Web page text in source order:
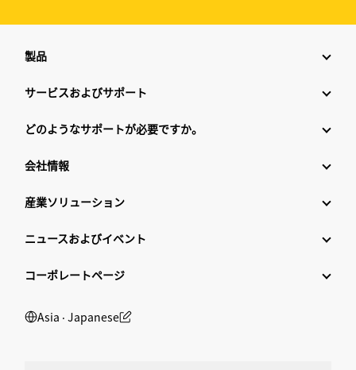
製品
サービスおよびサポート
どのようなサポートが必要ですか。
会社情報
産業ソリューション
ニュースおよびイベント
コーポレートページ
Asia ‧ Japanese